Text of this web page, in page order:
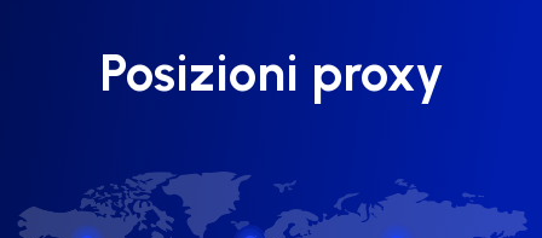
Posizioni proxy